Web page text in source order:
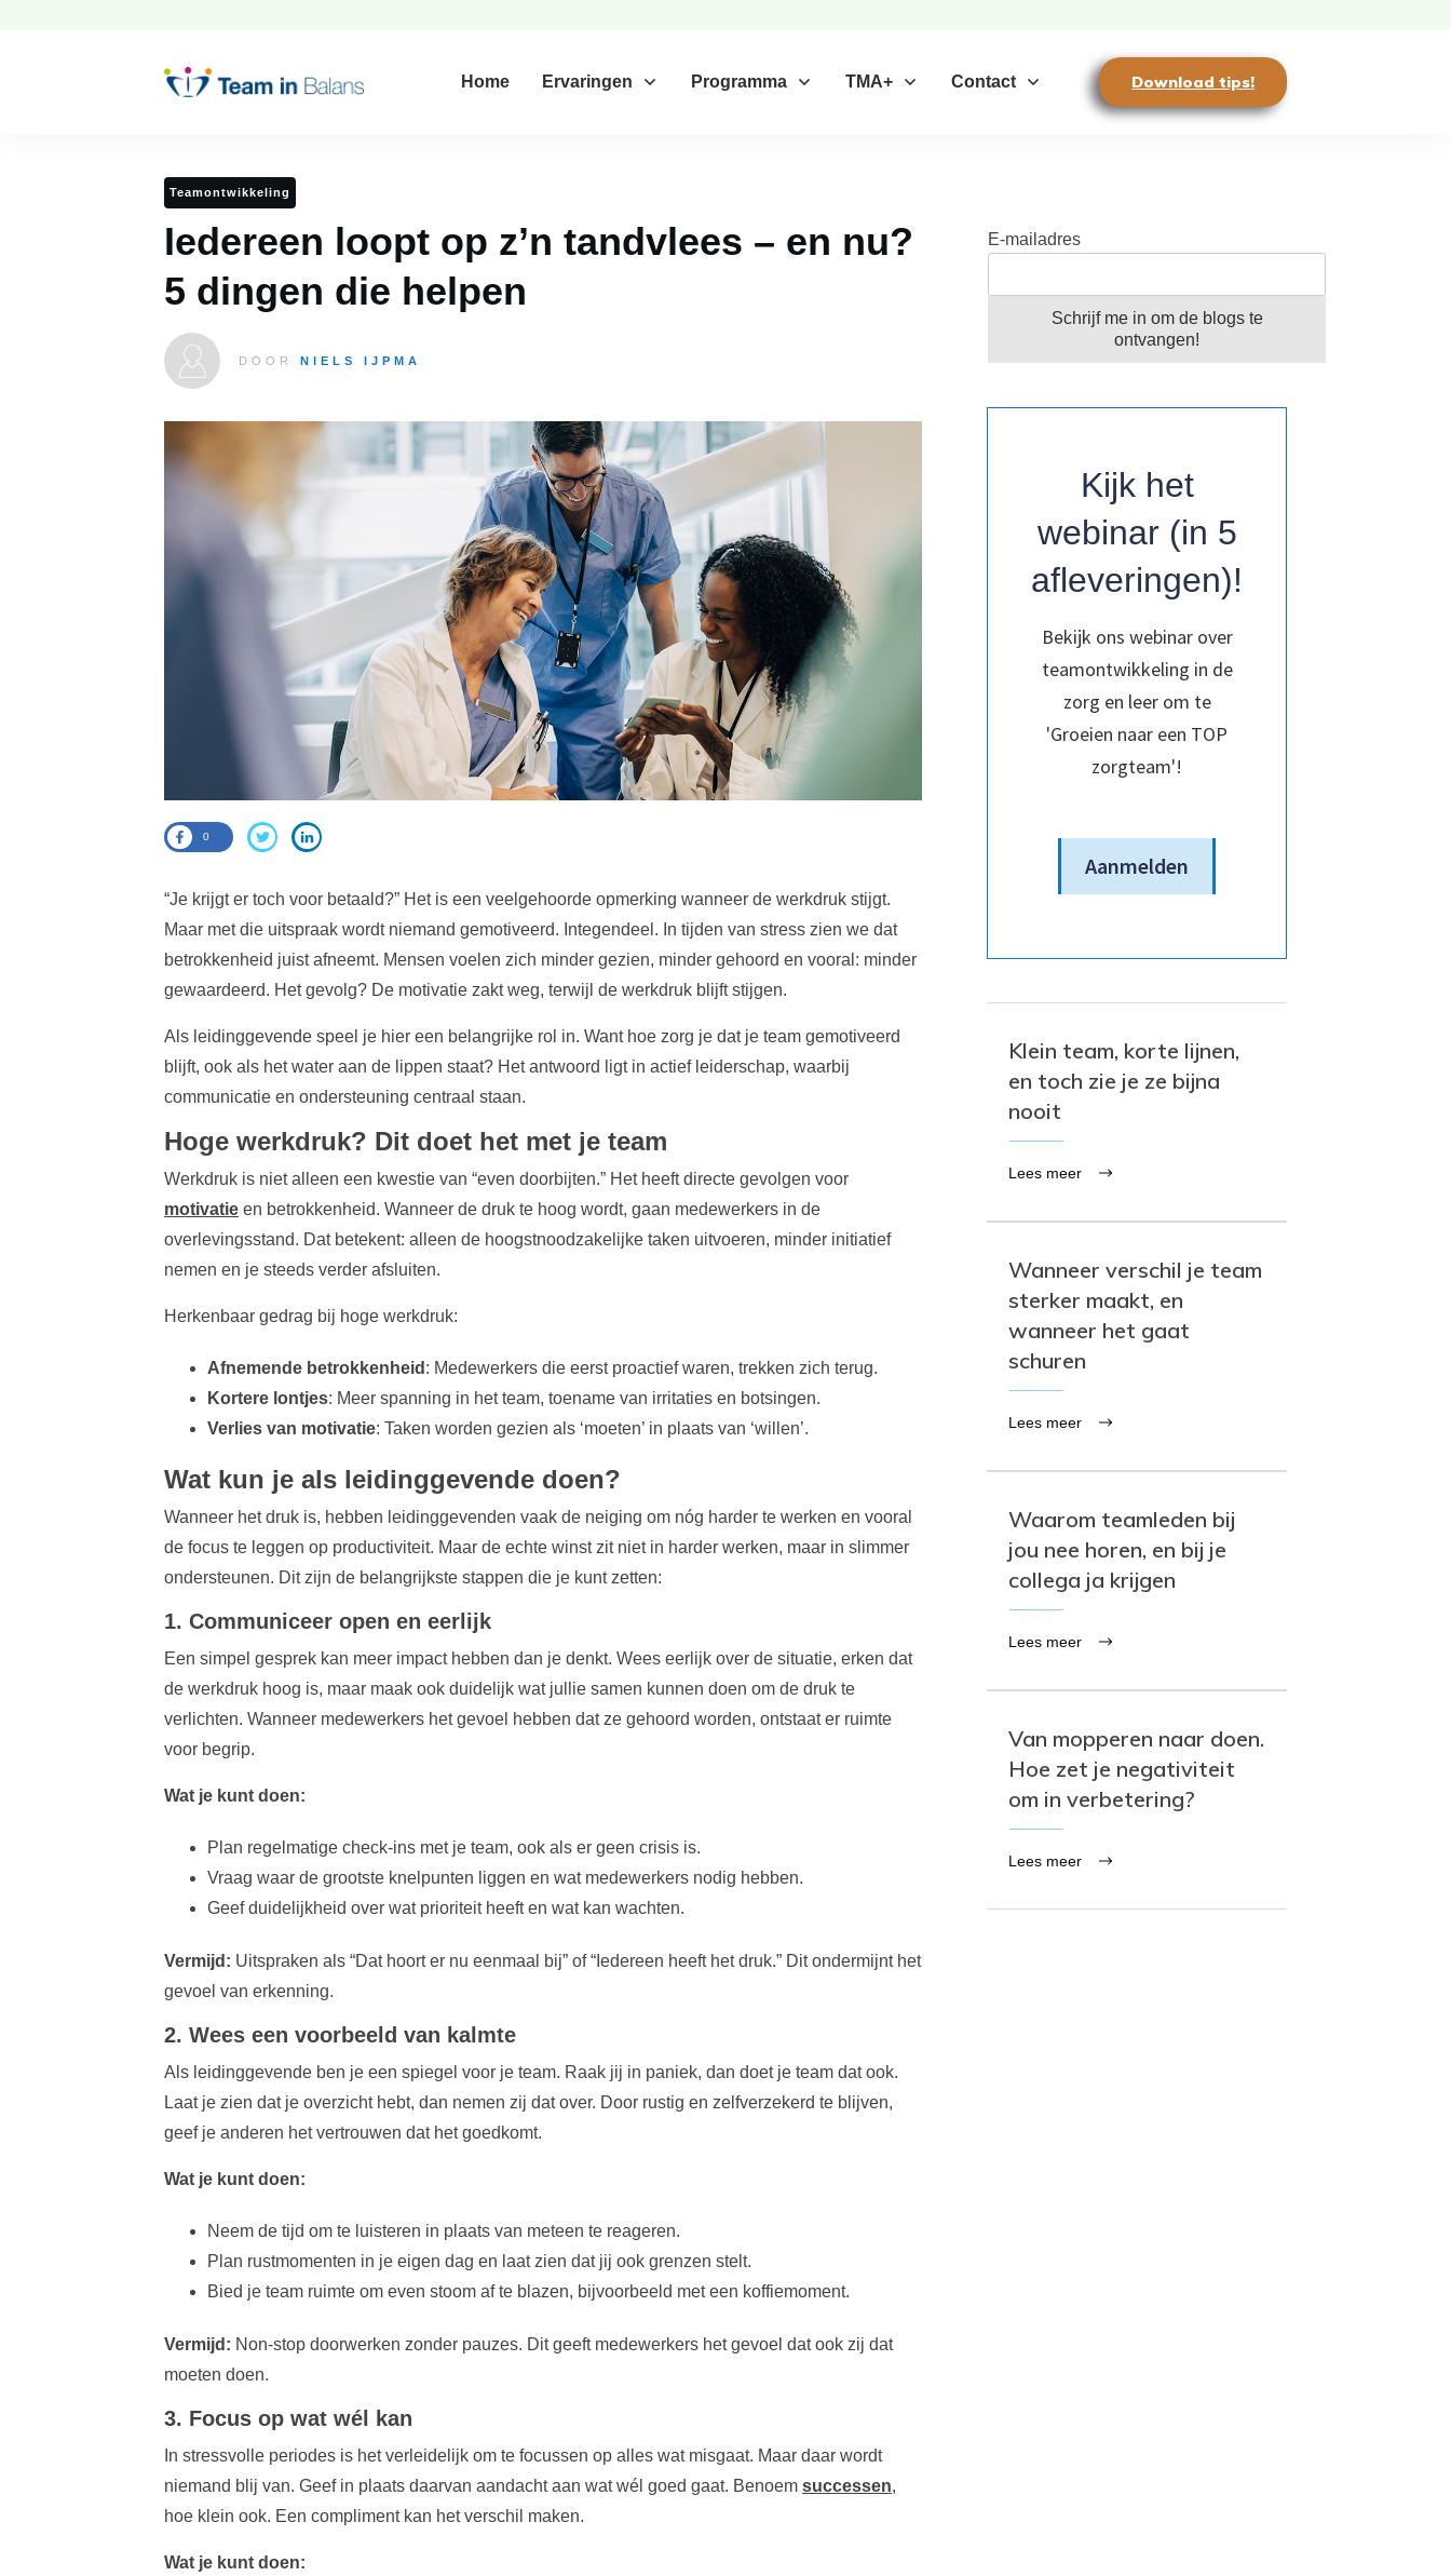
Home Ervaringen Programma TMA+ Contact Download tips!
Teamontwikkeling
Iedereen loopt op z’n tandvlees – en nu?
5 dingen die helpen
DOOR NIELS IJPMA
0
“Je krijgt er toch voor betaald?” Het is een veelgehoorde opmerking wanneer de werkdruk stijgt.
Maar met die uitspraak wordt niemand gemotiveerd. Integendeel. In tijden van stress zien we dat
betrokkenheid juist afneemt. Mensen voelen zich minder gezien, minder gehoord en vooral: minder
gewaardeerd. Het gevolg? De motivatie zakt weg, terwijl de werkdruk blijft stijgen.
Als leidinggevende speel je hier een belangrijke rol in. Want hoe zorg je dat je team gemotiveerd
blijft, ook als het water aan de lippen staat? Het antwoord ligt in actief leiderschap, waarbij
communicatie en ondersteuning centraal staan.
Hoge werkdruk? Dit doet het met je team
Werkdruk is niet alleen een kwestie van “even doorbijten.” Het heeft directe gevolgen voor
motivatie en betrokkenheid. Wanneer de druk te hoog wordt, gaan medewerkers in de
overlevingsstand. Dat betekent: alleen de hoogstnoodzakelijke taken uitvoeren, minder initiatief
nemen en je steeds verder afsluiten.
Herkenbaar gedrag bij hoge werkdruk:
Afnemende betrokkenheid : Medewerkers die eerst proactief waren, trekken zich terug.
Kortere lontjes: Meer spanning in het team, toename van irritaties en botsingen.
Verlies van motivatie: Taken worden gezien als ‘moeten’ in plaats van ‘willen’.
Wat kun je als leidinggevende doen?
Wanneer het druk is, hebben leidinggevenden vaak de neiging om nóg harder te werken en vooral
de focus te leggen op productiviteit. Maar de echte winst zit niet in harder werken, maar in slimmer
ondersteunen. Dit zijn de belangrijkste stappen die je kunt zetten:
1. Communiceer open en eerlijk
Een simpel gesprek kan meer impact hebben dan je denkt. Wees eerlijk over de situatie, erken dat
de werkdruk hoog is, maar maak ook duidelijk wat jullie samen kunnen doen om de druk te
verlichten. Wanneer medewerkers het gevoel hebben dat ze gehoord worden, ontstaat er ruimte
voor begrip.
Wat je kunt doen:
Plan regelmatige check-ins met je team, ook als er geen crisis is.
Vraag waar de grootste knelpunten liggen en wat medewerkers nodig hebben.
Geef duidelijkheid over wat prioriteit heeft en wat kan wachten.
Vermijd: Uitspraken als “Dat hoort er nu eenmaal bij” of “Iedereen heeft het druk.” Dit ondermijnt het
gevoel van erkenning.
2. Wees een voorbeeld van kalmte
Als leidinggevende ben je een spiegel voor je team. Raak jij in paniek, dan doet je team dat ook.
Laat je zien dat je overzicht hebt, dan nemen zij dat over. Door rustig en zelfverzekerd te blijven,
geef je anderen het vertrouwen dat het goedkomt.
Wat je kunt doen:
Neem de tijd om te luisteren in plaats van meteen te reageren.
Plan rustmomenten in je eigen dag en laat zien dat jij ook grenzen stelt.
Bied je team ruimte om even stoom af te blazen, bijvoorbeeld met een koffiemoment.
Vermijd: Non-stop doorwerken zonder pauzes. Dit geeft medewerkers het gevoel dat ook zij dat
moeten doen.
3. Focus op wat wél kan
In stressvolle periodes is het verleidelijk om te focussen op alles wat misgaat. Maar daar wordt
niemand blij van. Geef in plaats daarvan aandacht aan wat wél goed gaat. Benoem successen,
hoe klein ook. Een compliment kan het verschil maken.
Wat je kunt doen:
E-mailadres
Schrijf me in om de blogs te
ontvangen!
Kijk het
webinar (in 5
afleveringen)!
Bekijk ons webinar over
teamontwikkeling in de
zorg en leer om te
'Groeien naar een TOP
zorgteam'!
Aanmelden
Klein team, korte lijnen,
en toch zie je ze bijna
nooit
Lees meer
Wanneer verschil je team
sterker maakt, en
wanneer het gaat
schuren
Lees meer
Waarom teamleden bij
jou nee horen, en bij je
collega ja krijgen
Lees meer
Van mopperen naar doen.
Hoe zet je negativiteit
om in verbetering?
Lees meer